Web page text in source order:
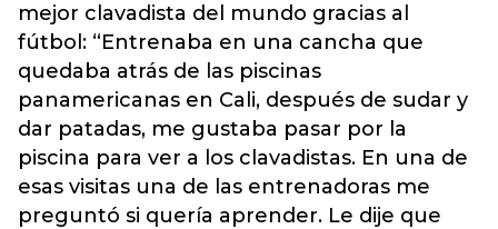
mejor clavadista del mundo gracias al
fútbol: “Entrenaba en una cancha que
quedaba atrás de las piscinas
panamericanas en Cali, después de sudar y
dar patadas, me gustaba pasar por la
piscina para ver a los clavadistas. En una de
esas visitas una de las entrenadoras me
preguntó si quería aprender. Le dije que